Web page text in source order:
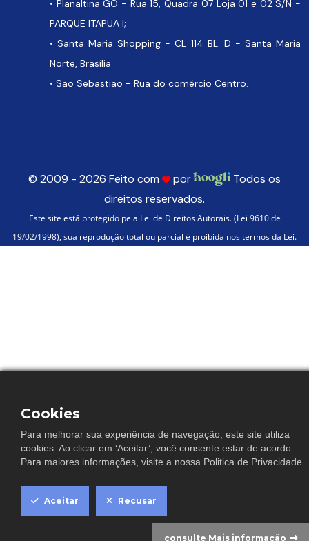
• Planaltina GO - Rua 15, Quadra 07 Loja 01 e 02 S/N -
PARQUE ITAPUA I;
• Santa Maria Shopping - CL 114 BL. D - Santa Maria
Norte, Brasília
• São Sebastião - Rua do comércio Centro.
© 2009 - 2026 Feito com por
Todos os
direitos reservados.
Este site está protegido pela Lei de Direitos Autorais. (Lei 9610 de
19/02/1998), sua reprodução total ou parcial é proibida nos termos da Lei.
Cookies
Para melhorar sua experiência de navegação, este site utiliza
cookies. Ao clicar em ‘Aceitar’, você consente estar de acordo.
Para maiores informações, visite a nossa Politica de Privacidade
Aceitar Recusar
consulte Mais informação